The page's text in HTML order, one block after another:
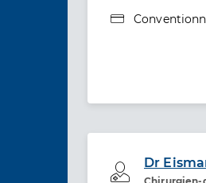
Type de
Dr